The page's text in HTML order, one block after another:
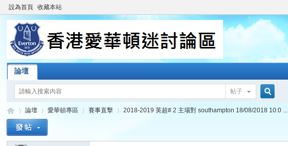
設為首頁 收藏本站
論壇
帖子
搜
論壇 愛華頓專區 賽事直擊 2018-2019 英超# 2 主場對 southampton 18/08/2018 10:0 ...